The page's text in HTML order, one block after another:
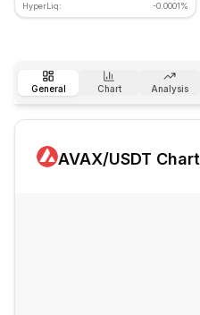
HyperLiq:
-0.0001%
General Chart Analysis
AVAX/USDT Chart